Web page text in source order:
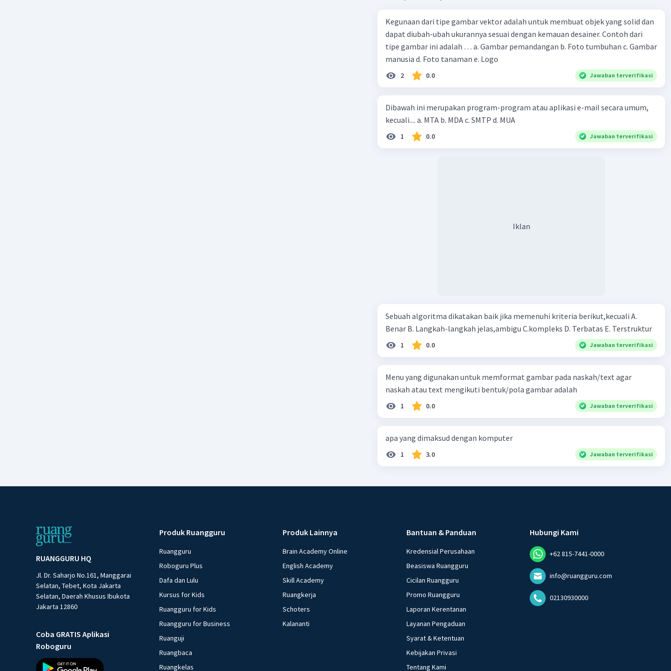
Kegunaan dari tipe gambar vektor adalah untuk membuat objek yang solid dan
dapat diubah-ubah ukurannya sesuai dengan kemauan desainer. Contoh dari
tipe gambar ini adalah … a. Gambar pemandangan b. Foto tumbuhan c. Gambar
manusia d. Foto tanaman e. Logo
2 0.0 Jawaban terverifikasi
Dibawah ini merupakan program-program atau aplikasi e-mail secara umum,
kecuali.... a. MTA b. MDA c. SMTP d. MUA
1 0.0 Jawaban terverifikasi
Iklan
Sebuah algoritma dikatakan baik jika memenuhi kriteria berikut,kecuali A.
Benar B. Langkah-langkah jelas,ambigu C.kompleks D. Terbatas E. Terstruktur
1 0.0 Jawaban terverifikasi
Menu yang digunakan untuk memformat gambar pada naskah/text agar
naskah atau text mengikuti bentuk/pola gambar adalah
1 0.0 Jawaban terverifikasi
apa yang dimaksud dengan komputer
1 3.0 Jawaban terverifikasi
RUANGGURU HQ
Jl. Dr. Saharjo No.161, Manggarai
Selatan, Tebet, Kota Jakarta
Selatan, Daerah Khusus Ibukota
Jakarta 12860
Coba GRATIS Aplikasi
Roboguru
Produk Ruangguru
Ruangguru
Roboguru Plus
Dafa dan Lulu
Kursus for Kids
Ruangguru for Kids
Ruangguru for Business
Ruanguji
Ruangbaca
Ruangkelas
Produk Lainnya
Brain Academy Online
English Academy
Skill Academy
Ruangkerja
Schoters
Kalananti
Bantuan & Panduan
Kredensial Perusahaan
Beasiswa Ruangguru
Cicilan Ruangguru
Promo Ruangguru
Laporan Kerentanan
Layanan Pengaduan
Syarat & Ketentuan
Kebijakan Privasi
Tentang Kami
Hubungi Kami
+62 815-7441-0000
info@ruangguru.com
02130930000